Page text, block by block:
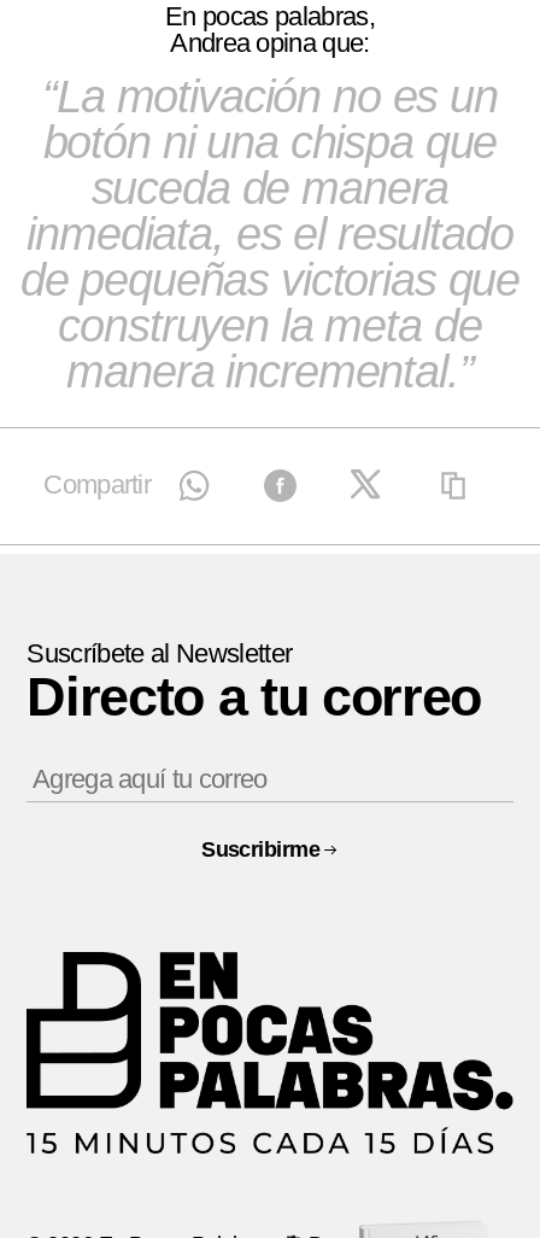
En pocas palabras,
Andrea opina que:
La motivación no es un
botón ni una chispa que
suceda de manera
inmediata, es el resultado
de pequeñas victorias que
construyen la meta de
manera incremental.
Compartir
Suscríbete al Newsletter
Directo a tu correo
Suscribirme